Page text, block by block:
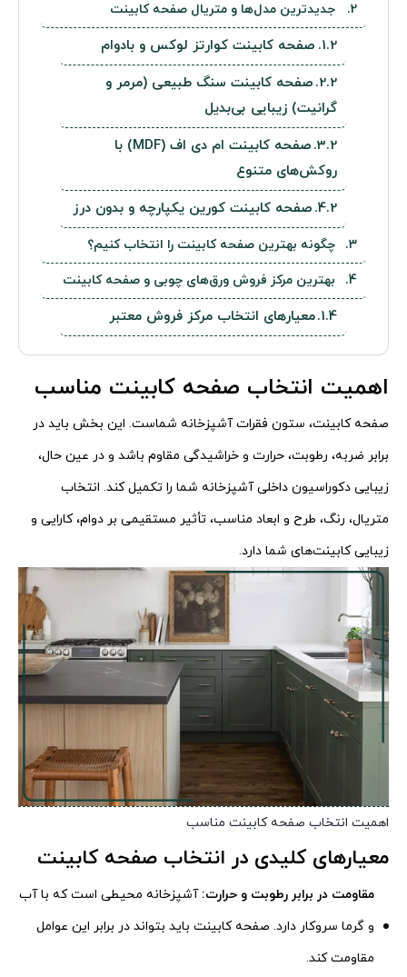
جدیدترین مدل‌ها و متریال صفحه کابینت
صفحه کابینت کوارتز لوکس و بادوام
صفحه کابینت سنگ طبیعی (مرمر و
گرانیت) زیبایی بی‌بدیل
صفحه کابینت ام دی اف (MDF) با
روکش‌های متنوع
صفحه کابینت کورین یکپارچه و بدون درز
چگونه بهترین صفحه کابینت را انتخاب کنیم؟
بهترین مرکز فروش ورق‌های چوبی و صفحه کابینت
معیارهای انتخاب مرکز فروش معتبر
اهمیت انتخاب صفحه کابینت مناسب
صفحه کابینت، ستون فقرات آشپزخانه شماست. این بخش باید در
برابر ضربه، رطوبت، حرارت و خراشیدگی مقاوم باشد و در عین حال،
زیبایی دکوراسیون داخلی آشپزخانه شما را تکمیل کند. انتخاب
متریال، رنگ، طرح و ابعاد مناسب، تأثیر مستقیمی بر دوام، کارایی و
زیبایی کابینت‌های شما دارد.
اهمیت انتخاب صفحه کابینت مناسب
معیارهای کلیدی در انتخاب صفحه کابینت
مقاومت در برابر رطوبت و حرارت: آشپزخانه محیطی است که با آب
و گرما سروکار دارد. صفحه کابینت باید بتواند در برابر این عوامل
مقاومت کند.